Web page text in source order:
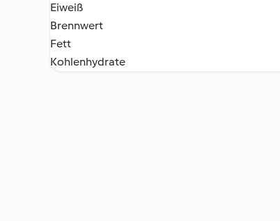
Eiweiß
Brennwert
Fett
Kohlenhydrate